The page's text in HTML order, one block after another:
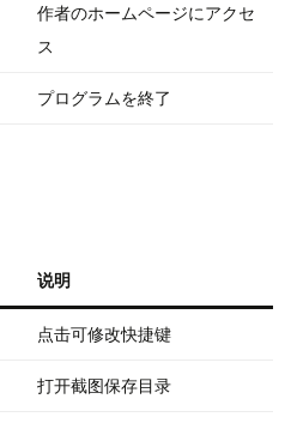
作者のホームページにアクセ
ス
プログラムを終了
说明
点击可修改快捷键
打开截图保存目录